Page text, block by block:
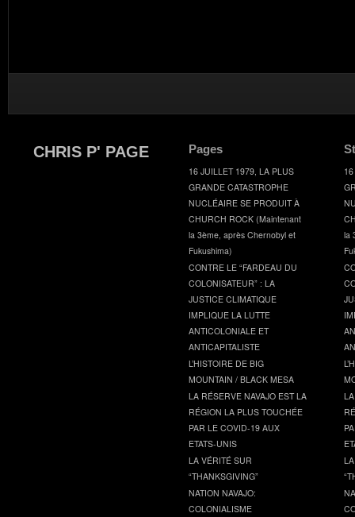
CHRIS P' PAGE Pages
16 JUILLET 1979, LA PLUS
GRANDE CATASTROPHE
NUCLÉAIRE SE PRODUIT À
CHURCH ROCK (Maintenant
la 3ème, après Chernobyl et
Fukushima)
CONTRE LE “FARDEAU DU
COLONISATEUR” : LA
JUSTICE CLIMATIQUE
IMPLIQUE LA LUTTE
ANTICOLONIALE ET
ANTICAPITALISTE
L’HISTOIRE DE BIG
MOUNTAIN / BLACK MESA
LA RÉSERVE NAVAJO EST LA
RÉGION LA PLUS TOUCHÉE
PAR LE COVID-19 AUX
ETATS-UNIS
LA VÉRITÉ SUR
“THANKSGIVING”
NATION NAVAJO:
COLONIALISME
la